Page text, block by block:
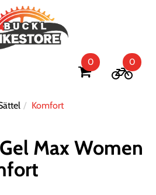
0 0
Komfort
Max Women